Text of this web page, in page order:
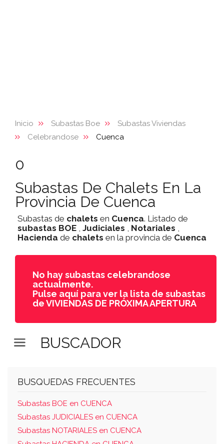
Inicio Subastas Boe
Subastas Viviendas
Celebrandose
Cuenca
0
Subastas De Chalets En La
Provincia De Cuenca
Subastas de chalets en Cuenca. Listado de
subastas BOE , Judiciales , Notariales ,
Hacienda de chalets en la provincia de Cuenca
No hay subastas celebrandose
actualmente.
Pulse aquí para ver la lista de subastas
de VIVIENDAS DE PRÓXIMA APERTURA
BUSCADOR
BUSQUEDAS FRECUENTES
Subastas BOE en CUENCA
Subastas JUDICIALES en CUENCA
Subastas NOTARIALES en CUENCA